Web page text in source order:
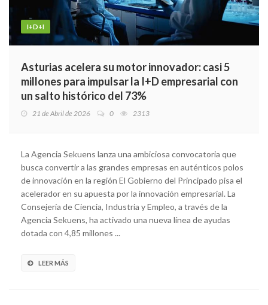
I+D+I
Asturias acelera su motor innovador: casi 5
millones para impulsar la I+D empresarial con
un salto histórico del 73%
21 de Abril de 2026 0 2313
La Agencia Sekuens lanza una ambiciosa convocatoria que
busca convertir a las grandes empresas en auténticos polos
de innovación en la región El Gobierno del Principado pisa el
acelerador en su apuesta por la innovación empresarial. La
Consejería de Ciencia, Industria y Empleo, a través de la
Agencia Sekuens, ha activado una nueva línea de ayudas
dotada con 4,85 millones ...
LEER MÁS